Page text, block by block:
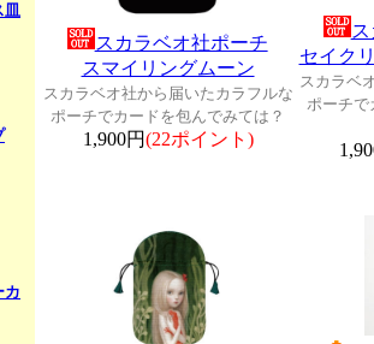
皿
カ
スカラベオ社ポーチ
スマイリングムーン
スカラベオ社から届いたカラフルな
ポーチでカードを包んでみては？
1,900円(22ポイント)
セイク
スカラベ
ポーチで